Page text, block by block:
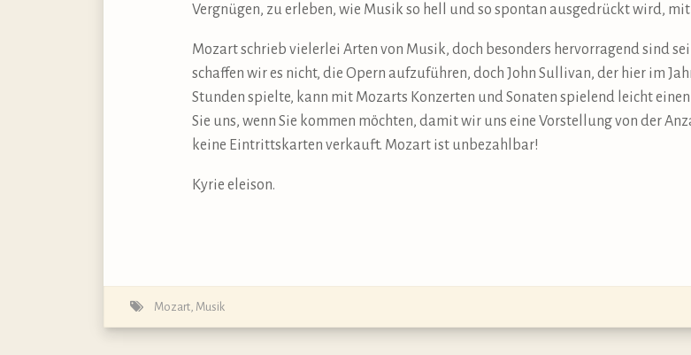
Vergnügen, zu erleben, wie Musik so hell und so spontan ausgedrückt wird,
Mozart schrieb vielerlei Arten von Musik, doch besonders hervorragend sind
schaffen wir es nicht, die Opern aufzuführen, doch John Sullivan, der hier im
Stunden spielte, kann mit Mozarts Konzerten und Sonaten spielend leicht
Sie uns, wenn Sie kommen möchten, damit wir uns eine Vorstellung von der
keine Eintrittskarten verkauft. Mozart ist unbezahlbar!
Kyrie eleison.
Mozart Musik